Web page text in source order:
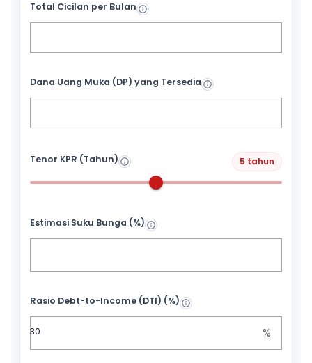
Total Cicilan per Bulan
Dana Uang Muka (DP) yang Tersedia
Tenor KPR (Tahun) 5 tahun
Estimasi Suku Bunga (%)
Rasio Debt-to-Income (DTI) (%)
%